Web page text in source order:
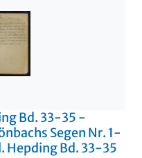
Bd. 33-35 -
Segen Nr. 1-
Hepding Bd. 33-35